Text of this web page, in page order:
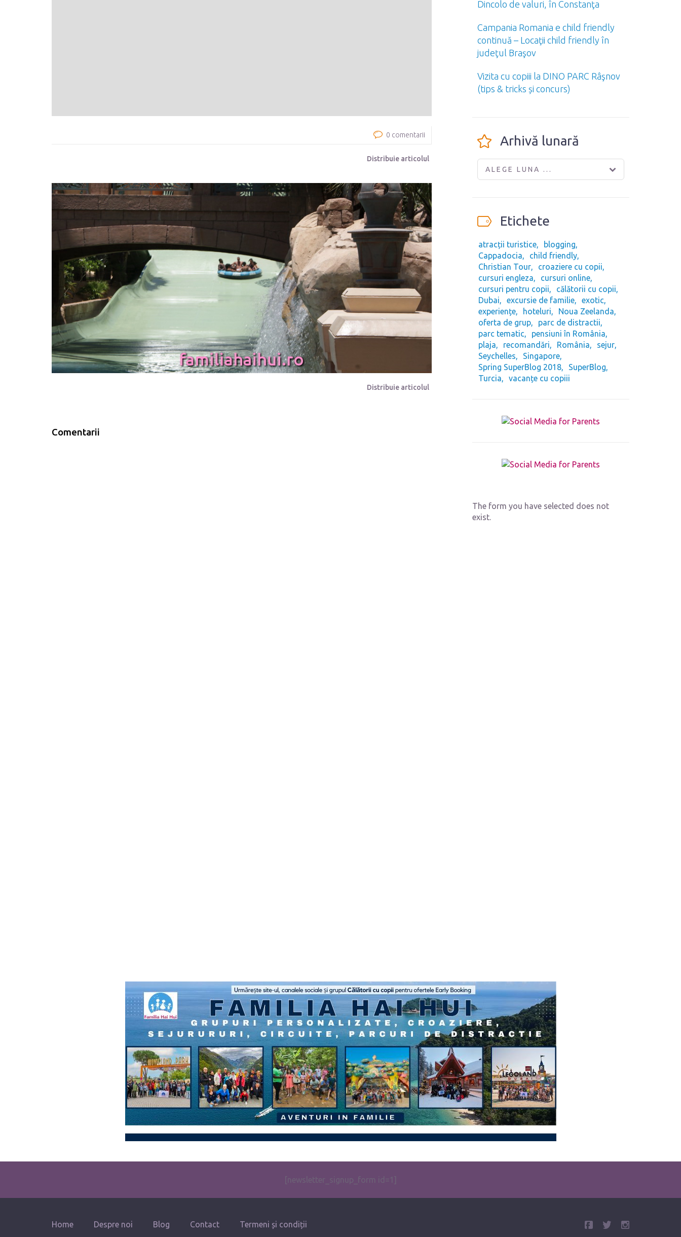
0 comentarii
Distribuie articolul
Distribuie articolul
Comentarii
Dincolo de valuri, în Constanţa
Campania Romania e child friendly
continuă – Locaţii child friendly în
judeţul Braşov
Vizita cu copiii la DINO PARC Râşnov
(tips & tricks și concurs)
Arhivă lunară
ALEGE LUNA ...
Etichete
atracții turistice
blogging
Cappadocia
child friendly
Christian Tour
croaziere cu copii
cursuri engleza
cursuri online
cursuri pentru copii
călătorii cu copii
Dubai
excursie de familie
exotic
experiențe
hoteluri
Noua Zeelanda
oferta de grup
parc de distractii
parc tematic
pensiuni în România
plaja
recomandări România
sejur
Seychelles
Singapore
Spring SuperBlog 2018
SuperBlog
Turcia
vacanțe cu copiii
The form you have selected does not
exist.
[newsletter_signup_form id=1]
Home Despre noi Blog Contact Termeni și condiții